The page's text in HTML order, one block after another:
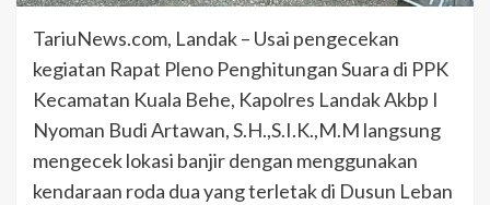
TariuNews.com, Landak – Usai pengecekan
kegiatan Rapat Pleno Penghitungan Suara di PPK
Kecamatan Kuala Behe, Kapolres Landak Akbp I
Nyoman Budi Artawan, S.H.,S.I.K.,M.M langsung
mengecek lokasi banjir dengan menggunakan
kendaraan roda dua yang terletak di Dusun Leban